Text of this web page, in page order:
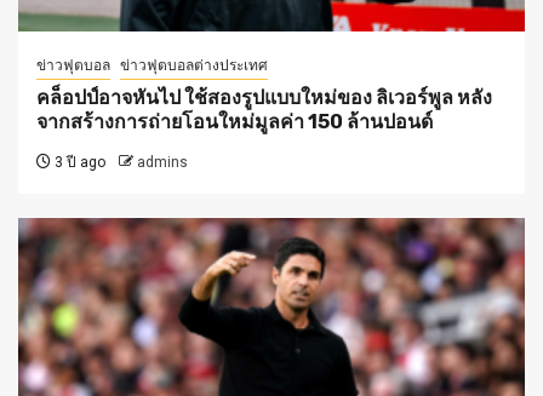
ข่าวฟุตบอล ข่าวฟุตบอลต่างประเทศ
คล็อปป์อาจหันไป ใช้สองรูปแบบใหม่ของ ลิเวอร์พูล หลัง
จากสร้างการถ่ายโอนใหม่มูลค่า 150 ล้านปอนด์
3 ปี ago admins